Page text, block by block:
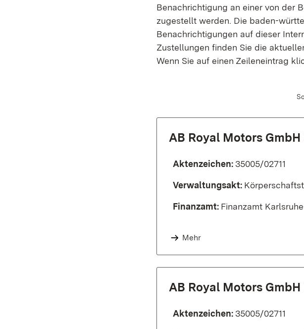
Benachrichtigung an einer von der
zugestellt werden. Die baden-
Benachrichtigungen auf dieser
Zustellungen finden Sie die
Wenn Sie auf einen Zeileneintrag
AB Royal Motors GmbH
Aktenzeichen: 35005/02711
Verwaltungsakt:
Finanzamt: Finanzamt
Mehr
AB Royal Motors GmbH
Aktenzeichen: 35005/02711